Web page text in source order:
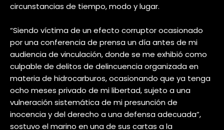
circunstancias de tiempo, modo y lugar.
“Siendo víctima de un efecto corruptor ocasionado
por una conferencia de prensa un día antes de mi
audiencia de vinculación, donde se me exhibió como
culpable de delitos de delincuencia organizada en
materia de hidrocarburos, ocasionando que ya tenga
ocho meses privado de mi libertad, sujeto a una
vulneración sistemática de mi presunción de
inocencia y del derecho a una defensa adecuada”,
sostuvo el marino en una de sus cartas a la